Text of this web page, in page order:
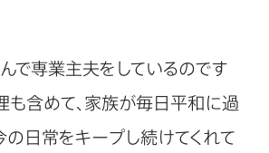
で専業主夫をしているのです
も含めて、家族が毎日平和に過
の日常をキープし続けてくれて